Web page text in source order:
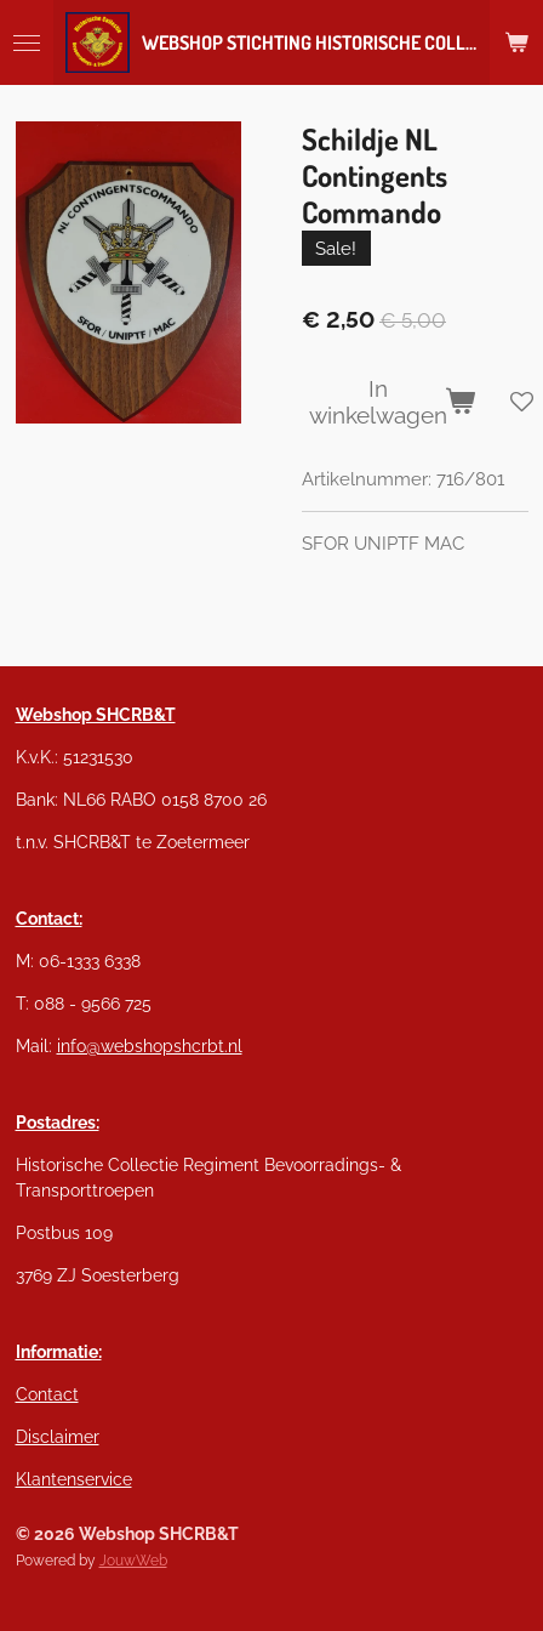
direct
WEBSHOP STICHTING HISTORISCHE COLLECTIE REGIMENT
Schildje NL
Contingents
Commando
Sale!
€ 2,50 € 5,00
In
winkelwagen
Artikelnummer: 716/801
SFOR UNIPTF MAC
Webshop SHCRB&T
K.v.K.: 51231530
Bank: NL66 RABO 0158 8700 26
t.n.v. SHCRB&T te Zoetermeer
Contact:
M: 06-1333 6338
T: 088 - 9566 725
Mail: info@webshopshcrbt.nl
Postadres:
Historische Collectie Regiment Bevoorradings- &
Transporttroepen
Postbus 109
3769 ZJ Soesterberg
Informatie:
Contact
Disclaimer
Klantenservice
© 2026 Webshop SHCRB&T
Powered by JouwWeb